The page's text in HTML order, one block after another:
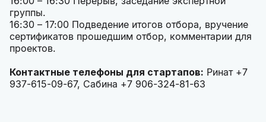
группы.
16:30 – 17:00 Подведение итогов отбора, вручение
сертификатов прошедшим отбор, комментарии для
проектов.
Контактные телефоны для стартапов: Ринат +7
937-615-09-67, Сабина +7 906-324-81-63